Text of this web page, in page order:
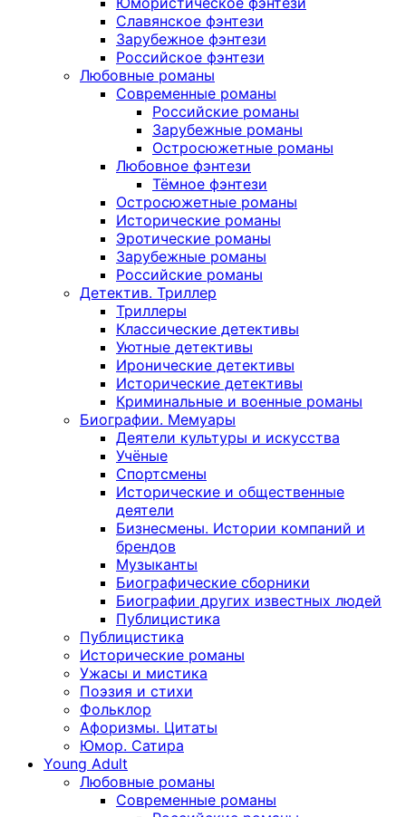
Славянское фэнтези
Зарубежное фэнтези
Российское фэнтези
Любовные романы
Современные романы
Российские романы
Зарубежные романы
Остросюжетные романы
Любовное фэнтези
Тёмное фэнтези
Остросюжетные романы
Исторические романы
Эротические романы
Зарубежные романы
Российские романы
Детектив. Триллер
Триллеры
Классические детективы
Уютные детективы
Иронические детективы
Исторические детективы
Криминальные и военные романы
Биографии. Мемуары
Деятели культуры и искусства
Учёные
Спортсмены
Исторические и общественные
деятели
Бизнесмены. Истории компаний и
брендов
Музыканты
Биографические сборники
Биографии других известных людей
Публицистика
Публицистика
Исторические романы
Ужасы и мистика
Поэзия и стихи
Фольклор
Афоризмы. Цитаты
Юмор. Сатира
Young Adult
Любовные романы
Современные романы